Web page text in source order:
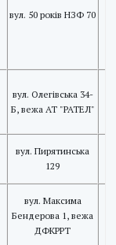
вул. 50 років НЗФ 70
вул. Олегівська 34-
Б, вежа АТ "РАТЕЛ"
вул. Пирятинська
129
вул. Максима
Бендерова 1, вежа
ДФКРРТ